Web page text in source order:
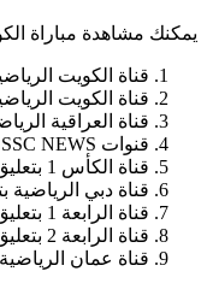
يمكنك مشاهدة مباراة
قناة الكويت
قناة الكويت الرياضية 2 بتعليق إبراهيم
قناة العراقية
قنوات SSC NEWS بتعليق عبد الله الحربي – محمد حسين
قناة الكأس 1 بتعليق سمير المعيرفي
قناة دبي
قناة الرابعة 1 بتعليق أمين خضراوي
قناة الرابعة 2 بتعليق منير بكر
قناة عمان